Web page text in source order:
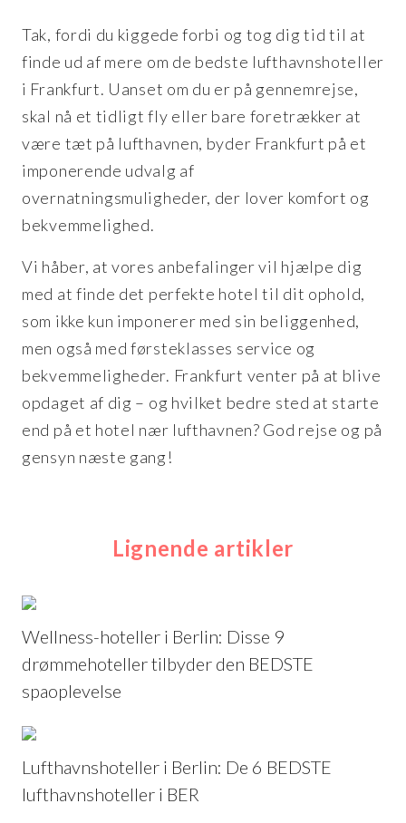
Tak, fordi du kiggede forbi og tog dig tid til at
finde ud af mere om de bedste lufthavnshoteller
i Frankfurt. Uanset om du er på gennemrejse,
skal nå et tidligt fly eller bare foretrækker at
være tæt på lufthavnen, byder Frankfurt på et
imponerende udvalg af
overnatningsmuligheder, der lover komfort og
bekvemmelighed.
Vi håber, at vores anbefalinger vil hjælpe dig
med at finde det perfekte hotel til dit ophold,
som ikke kun imponerer med sin beliggenhed,
men også med førsteklasses service og
bekvemmeligheder. Frankfurt venter på at blive
opdaget af dig – og hvilket bedre sted at starte
end på et hotel nær lufthavnen? God rejse og på
gensyn næste gang!
Lignende artikler
Wellness-hoteller i Berlin: Disse 9
drømmehoteller tilbyder den BEDSTE
spaoplevelse
Lufthavnshoteller i Berlin: De 6 BEDSTE
lufthavnshoteller i BER